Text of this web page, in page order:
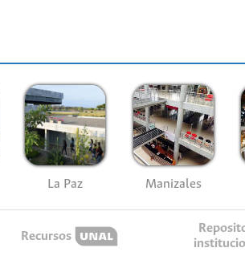
La Paz Manizales
Recursos